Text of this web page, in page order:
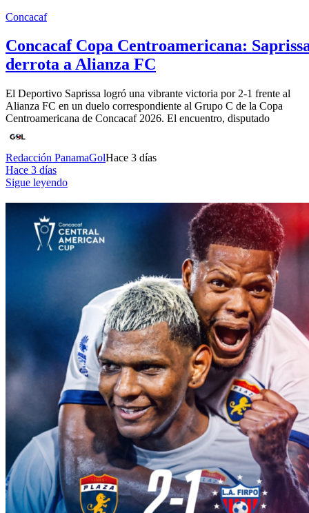
Concacaf
Concacaf Copa Centroamericana:
derrota a Alianza FC
El Deportivo Saprissa logró una vibrante victoria por 2-1 frente al
Alianza FC en un duelo correspondiente al Grupo C de la Copa
Centroamericana de Concacaf 2026. El encuentro, disputado
Redacción PanamaGolHace 3 días
Hace 3 días
Sigue leyendo